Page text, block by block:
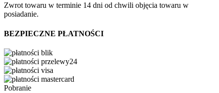
Zwrot towaru w terminie 14 dni od chwili objęcia towaru w
posiadanie.
BEZPIECZNE PŁATNOŚCI
Pobranie